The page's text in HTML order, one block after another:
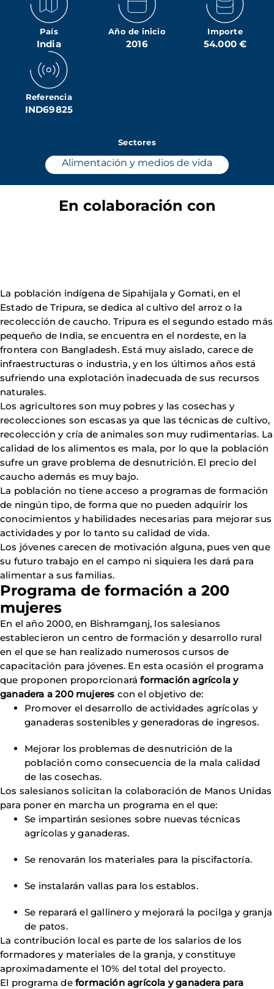
País
India
Año de inicio
2016
Importe
54.000 €
Referencia
IND69825
Sectores
Alimentación y medios de vida
En colaboración con
La población indígena de Sipahijala y Gomati, en el
Estado de Tripura, se dedica al cultivo del arroz o la
recolección de caucho. Tripura es el segundo estado más
pequeño de India, se encuentra en el nordeste, en la
frontera con Bangladesh. Está muy aislado, carece de
infraestructuras o industria, y en los últimos años está
sufriendo una explotación inadecuada de sus recursos
naturales.
Los agricultores son muy pobres y las cosechas y
recolecciones son escasas ya que las técnicas de cultivo,
recolección y cría de animales son muy rudimentarias. La
calidad de los alimentos es mala, por lo que la población
sufre un grave problema de desnutrición. El precio del
caucho además es muy bajo.
La población no tiene acceso a programas de formación
de ningún tipo, de forma que no pueden adquirir los
conocimientos y habilidades necesarias para mejorar sus
actividades y por lo tanto su calidad de vida.
Los jóvenes carecen de motivación alguna, pues ven que
su futuro trabajo en el campo ni siquiera les dará para
alimentar a sus familias.
Programa de formación a 200
mujeres
En el año 2000, en Bishramganj, los salesianos
establecieron un centro de formación y desarrollo rural
en el que se han realizado numerosos cursos de
capacitación para jóvenes. En esta ocasión el programa
que proponen proporcionaráformación agrícola y
ganadera a 200 mujeres con el objetivo de:
Promover el desarrollo de actividades agrícolas y
ganaderas sostenibles y generadoras de ingresos.
Mejorar los problemas de desnutrición de la
población como consecuencia de la mala calidad
de las cosechas.
Los salesianos solicitan la colaboración de Manos Unidas
para poner en marcha un programa en el que:
Se impartirán sesiones sobre nuevas técnicas
agrícolas y ganaderas.
Se renovarán los materiales para la piscifactoría.
Se instalarán vallas para los establos.
Se reparará el gallinero y mejorará la pocilga y granja
de patos.
La contribución local es parte de los salarios de los
formadores y materiales de la granja, y constituye
aproximadamente el 10% del total del proyecto.
El programa deformación agrícola y ganadera para